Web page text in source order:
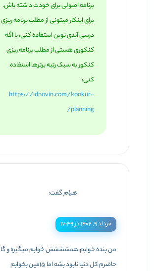
برنامه اصولی برای خودت داشته باش.
برای اینکار میتونی از مطلب برنامه ریزی
درسی آیدی نوین استفاده کنی، یا اگه
کنکوری هستی از مطلب برنامه ریزی
کنکور به سبک رتبه برترها استفاده
کنی:
https://idnovin.com/konkur-
planning/
هیامگفت:
خرداد ۹, ۱۴۰۲ در ۱۷:۴۹
من بنده خوابم،همشششش خوابم میگیره و
حاضرم کل دنیا نابود بشه اما ۱۵مین بخوابم